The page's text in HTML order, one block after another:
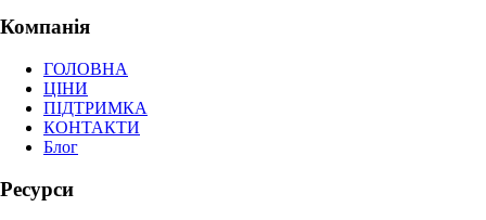
Компанія
ГОЛОВНА
ЦІНИ
ПІДТРИМКА
КОНТАКТИ
Блог
Ресурси